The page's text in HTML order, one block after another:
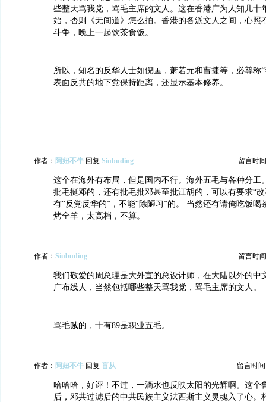
些整天骂我党，骂毛主席的文人。这在香港广为人知几十
始，否则《无间道》怎么拍。香港的各派文人之间，心照
斗争，晚上一起饮茶食饭。
所以，知名的反华人士如倪匡，萧若元和曹捷等，必尊称
表面反共的地下党保持距离，还显示基本修养。
作者： 阿妞不牛 回复 Siubuding 留言时
这个在海外有布局，但是国内不行。海外五毛与各种分工
批毛挺邓的，还有批毛批邓甚至批江胡的，可以有要求“
有“反党反华的”，不能“除陋习”的。 当然还有请俺吃饭喝
烤全羊，太高档，不算。
作者： Siubuding 留言时
我们敬爱的周总理是大外宣的总设计师，在大陆以外的中
广布线人，当然包括哪些整天骂我党，骂毛主席的文人。
骂毛贼的，十有89是职业五毛。
作者： 阿妞不牛 回复 盲从 留言时间
哈哈哈，好评！不过，一滴水也反映太阳的光辉啊。这个
后，邓共过滤后的中共民族主义法西斯主义灵魂入了心。